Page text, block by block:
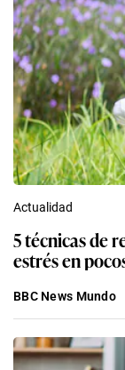
Actualidad
5 técnicas de
estrés en
BBC News Mundo